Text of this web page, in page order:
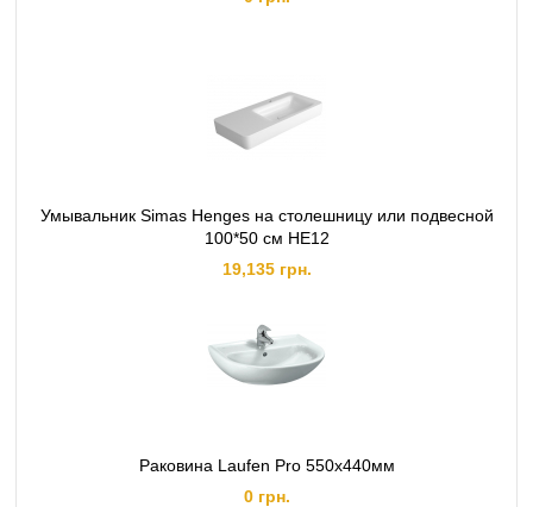
Умывальник Simas Henges на столешницу или подвесной
100*50 см HE12
19,135 грн.
Раковина Laufen Pro 550х440мм
0 грн.